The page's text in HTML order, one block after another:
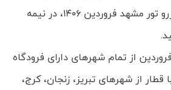
بهتر است برای رزرو تور مشهد فروردین ۱۴۰۶، در نیمه
از تمام شهرهای دارای فرودگاه
قطار از شهرهای تبریز، زنجان، کرج،